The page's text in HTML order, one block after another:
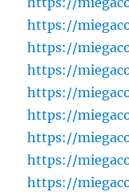
https://
https://
https://
https://
https://
https://
https://
https://